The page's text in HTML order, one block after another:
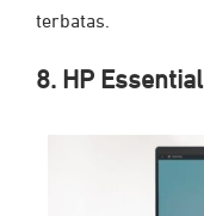
terbatas.
8. HP Essential